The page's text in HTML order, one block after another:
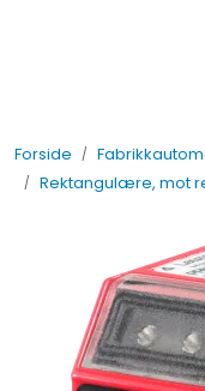
Forside
Rektangulære, mot
Kontakt oss
Nytt og Nyttig